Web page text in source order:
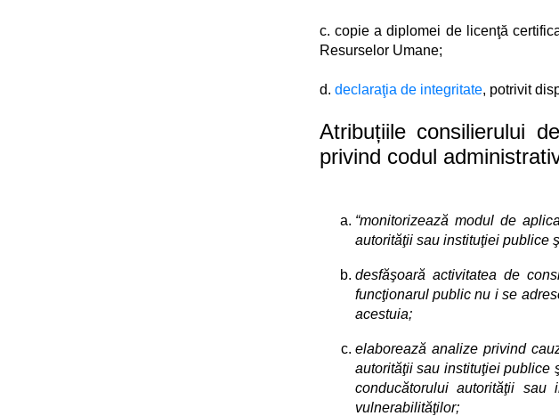
c. copie a diplomei de licenţă
Resurselor Umane;
d. declaraţia de integritate, potrivit
Atribuțiile consilierului
privind codul
“monitorizează modul de
autorităţii sau instituţiei publice
desfăşoară activitatea de
funcţionarul public nu i se
acestuia;
elaborează analize privind
autorităţii sau instituţiei publice
conducătorului autorităţii
vulnerabilităţilor;